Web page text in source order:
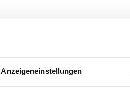
Anzeigeneinstellungen